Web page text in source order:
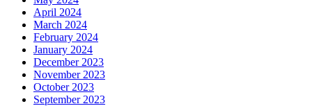
April 2024
March 2024
February 2024
January 2024
December 2023
November 2023
October 2023
September 2023